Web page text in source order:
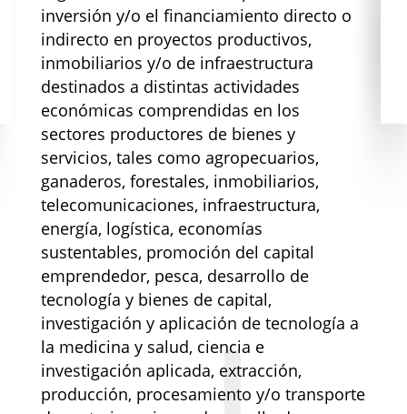
inversión y/o el financiamiento directo o
indirecto en proyectos productivos,
inmobiliarios y/o de infraestructura
destinados a distintas actividades
económicas comprendidas en los
sectores productores de bienes y
servicios, tales como agropecuarios,
ganaderos, forestales, inmobiliarios,
telecomunicaciones, infraestructura,
energía, logística, economías
sustentables, promoción del capital
emprendedor, pesca, desarrollo de
tecnología y bienes de capital,
investigación y aplicación de tecnología a
la medicina y salud, ciencia e
investigación aplicada, extracción,
producción, procesamiento y/o transporte